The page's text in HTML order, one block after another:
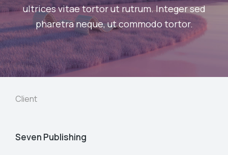
ultrices vitae tortor ut rutrum. Integer sed
pharetra neque, ut commodo tortor.
Client
Seven Publishing